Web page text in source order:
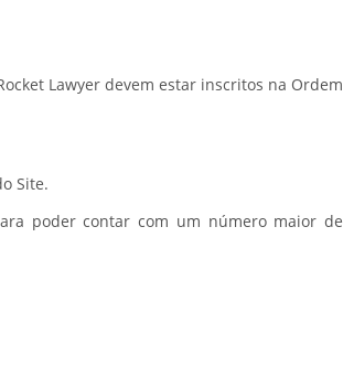
Lawyer devem estar inscritos na Ordem
Site.
poder contar com um número maior de